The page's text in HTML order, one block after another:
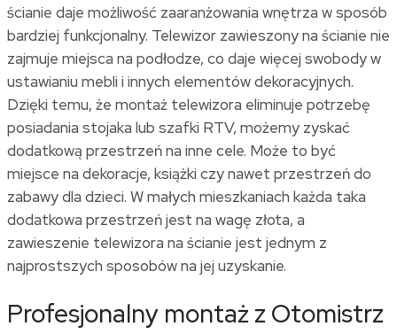
ścianie daje możliwość zaaranżowania wnętrza w sposób
bardziej funkcjonalny. Telewizor zawieszony na ścianie nie
zajmuje miejsca na podłodze, co daje więcej swobody w
ustawianiu mebli i innych elementów dekoracyjnych.
Dzięki temu, że montaż telewizora eliminuje potrzebę
posiadania stojaka lub szafki RTV, możemy zyskać
dodatkową przestrzeń na inne cele. Może to być
miejsce na dekoracje, książki czy nawet przestrzeń do
zabawy dla dzieci. W małych mieszkaniach każda taka
dodatkowa przestrzeń jest na wagę złota, a
zawieszenie telewizora na ścianie jest jednym z
najprostszych sposobów na jej uzyskanie.
Profesjonalny montaż z Otomistrz